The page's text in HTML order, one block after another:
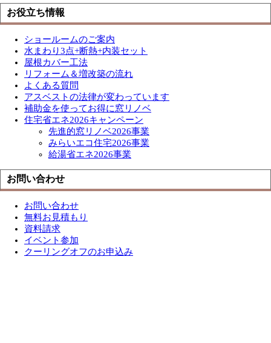
お役立ち情報
ショールームのご案内
水まわり3点+断熱+内装セット
屋根カバー工法
リフォーム＆増改築の流れ
よくある質問
アスベストの法律が変わっています
補助金を使ってお得に窓リノベ
住宅省エネ2026キャンペーン
先進的窓リノベ2026事業
みらいエコ住宅2026事業
給湯省エネ2026事業
お問い合わせ
お問い合わせ
無料お見積もり
資料請求
イベント参加
クーリングオフのお申込み